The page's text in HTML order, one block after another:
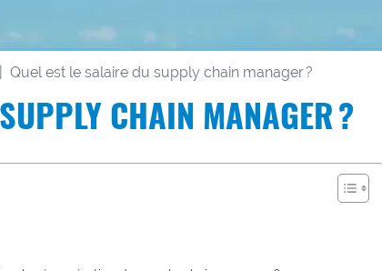
Quel est le salaire du supply chain manager ?
CHAIN MANAGER ?